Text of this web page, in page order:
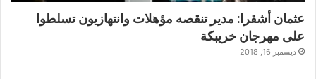
عثمان أشقرا: مدير تنقصه مؤهلات وانتهازيون تسلطوا
على مهرجان خريبكة
ديسمبر 16, 2018